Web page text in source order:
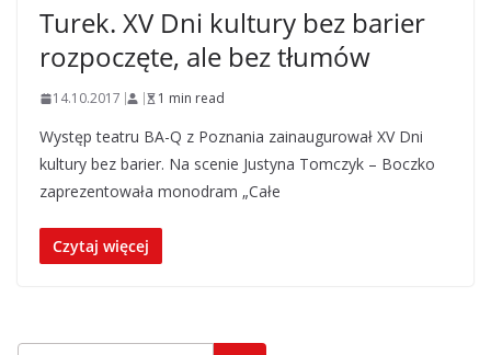
Turek. XV Dni kultury bez barier
rozpoczęte, ale bez tłumów
14.10.2017 1 min read
Występ teatru BA-Q z Poznania zainaugurował XV Dni
kultury bez barier. Na scenie Justyna Tomczyk – Boczko
zaprezentowała monodram „Całe
Czytaj więcej